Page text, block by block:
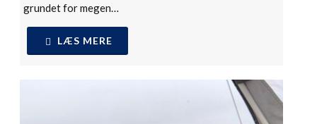
grundet for megen…
LÆS MERE